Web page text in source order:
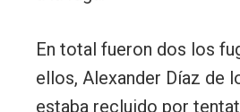
En total fueron dos los
ellos, Alexander Díaz de
estaba recluido por